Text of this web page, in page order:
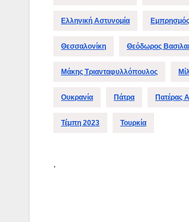
Ελληνική Αστυνομία Εμπρησμός
Θεσσαλονίκη Θεόδωρος
Μάκης Τριανταφυλλόπουλος
Ουκρανία Πάτρα Πατέρας
Τέμπη 2023 Τουρκία
.